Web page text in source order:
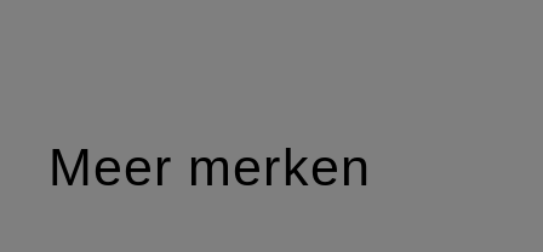
Meer merken